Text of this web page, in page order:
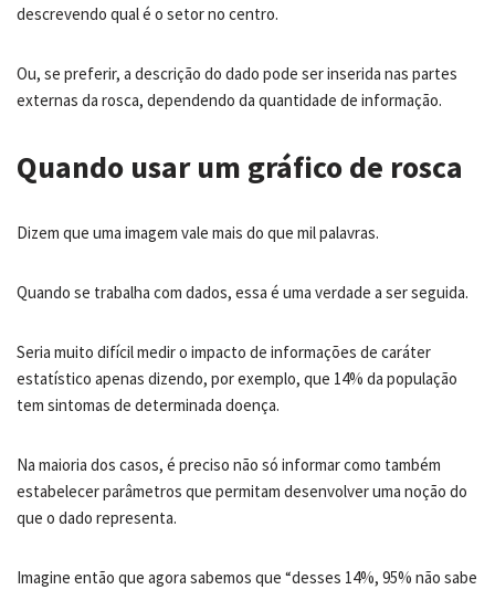
descrevendo qual é o setor no centro.
Ou, se preferir, a descrição do dado pode ser inserida nas partes
externas da rosca, dependendo da quantidade de informação.
Quando usar um gráfico de rosca
Dizem que uma imagem vale mais do que mil palavras.
Quando se trabalha com dados, essa é uma verdade a ser seguida.
Seria muito difícil medir o impacto de informações de caráter
estatístico apenas dizendo, por exemplo, que 14% da população
tem sintomas de determinada doença.
Na maioria dos casos, é preciso não só informar como também
estabelecer parâmetros que permitam desenvolver uma noção do
que o dado representa.
Imagine então que agora sabemos que “desses 14%, 95% não sabe